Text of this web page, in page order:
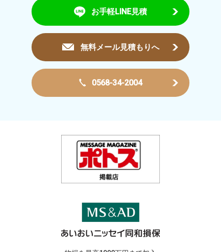
お手軽LINE見積
無料メール見積もりへ
0568-34-2004